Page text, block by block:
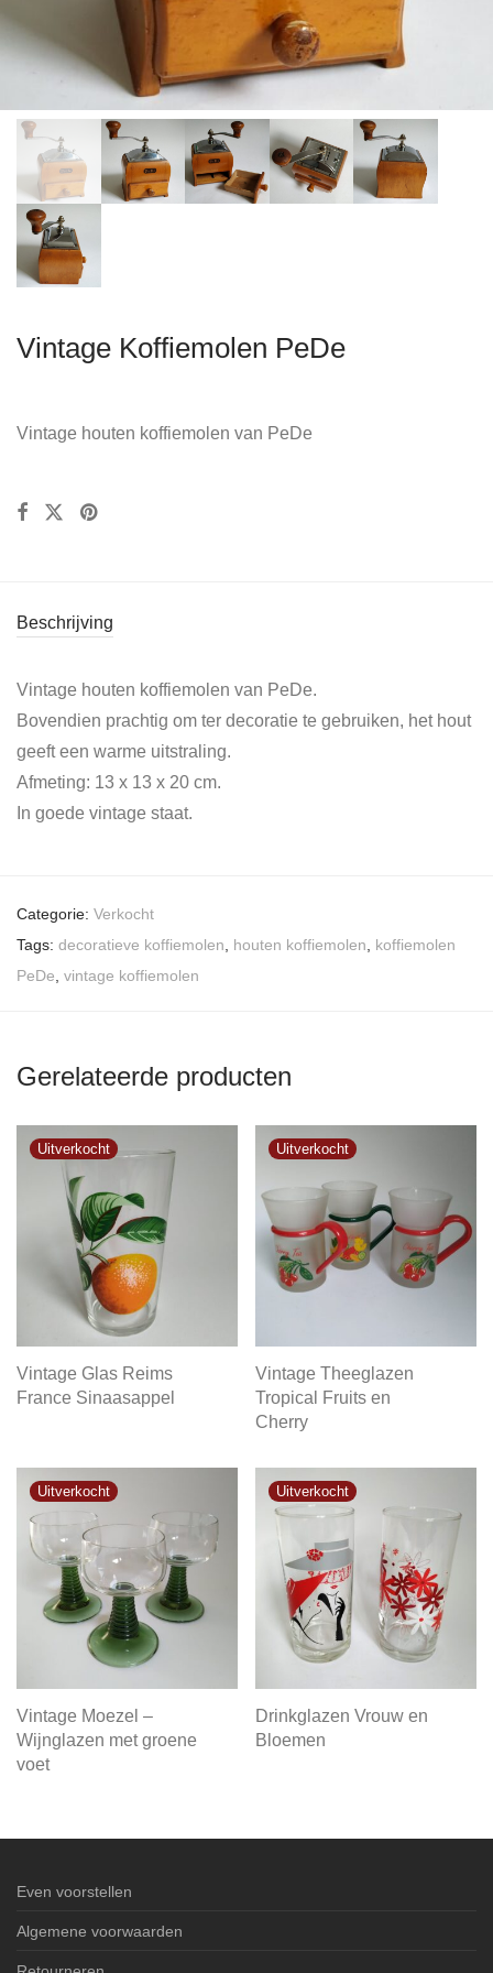
Vintage Koffiemolen PeDe
Vintage houten koffiemolen van PeDe
Beschrijving
Vintage houten koffiemolen van PeDe.
Bovendien prachtig om ter decoratie te gebruiken, het hout
geeft een warme uitstraling.
Afmeting: 13 x 13 x 20 cm.
In goede vintage staat.
Categorie: Verkocht
Tags: decoratieve koffiemolen houten koffiemolen
koffiemolen
PeDe vintage koffiemolen
Gerelateerde producten
Vintage Glas Reims
France Sinaasappel
Vintage Theeglazen
Tropical Fruits en
Cherry
Vintage Moezel –
Wijnglazen met groene
voet
Drinkglazen Vrouw en
Bloemen
Even voorstellen
Algemene voorwaarden